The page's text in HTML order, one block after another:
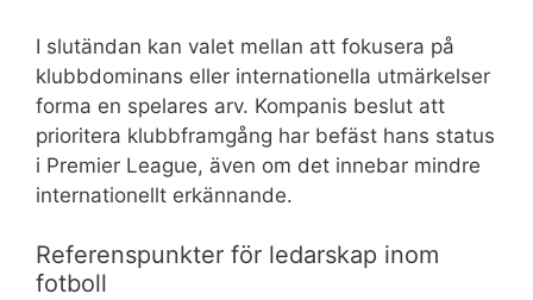
I slutändan kan valet mellan att fokusera på
klubbdominans eller internationella utmärkelser
forma en spelares arv. Kompanis beslut att
prioritera klubbframgång har befäst hans status
i Premier League, även om det innebar mindre
internationellt erkännande.
Referenspunkter för ledarskap inom
fotboll